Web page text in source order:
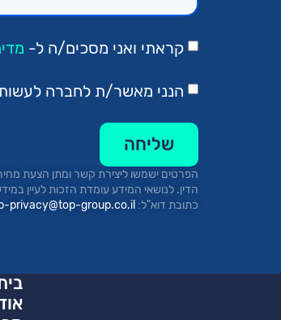
קראתי ואני מסכים/ה ל-
הנני מאשר/ת לחברה לעשות
שליחה
הפרטים ישמשו ליצירת קשר ומתן הצעת
כתובת דוא"ל: privacy@top-group.co.il